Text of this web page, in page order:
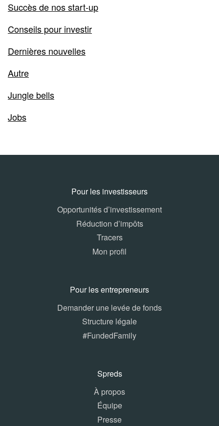
Succès de nos start-up
Conseils pour investir
Dernières nouvelles
Autre
Jungle bells
Jobs
Pour les investisseurs
Opportunités d’investissement
Réduction d’impôts
Tracers
Mon profil
Pour les entrepreneurs
Demander une levée de fonds
Structure légale
#FundedFamily
Spreds
À propos
Équipe
Presse